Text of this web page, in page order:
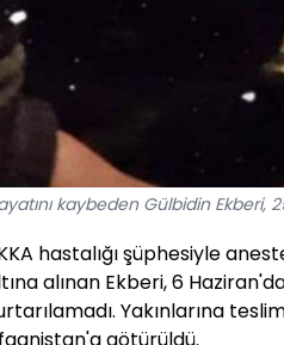
kaybeden Gülbidin Ekberi,
hastalığı şüphesiyle
alınan Ekberi, 6
Yakınlarına
götürüldü.